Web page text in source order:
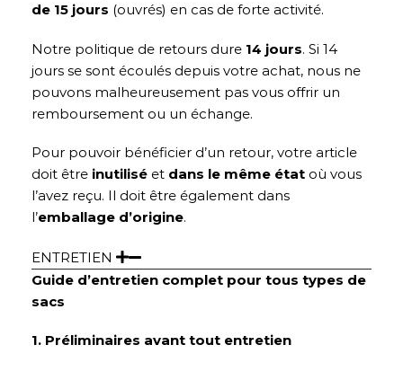
de 15 jours (ouvrés) en cas de forte activité.
Notre politique de retours dure 14 jours. Si 14
jours se sont écoulés depuis votre achat, nous ne
pouvons malheureusement pas vous offrir un
remboursement ou un échange.
Pour pouvoir bénéficier d’un retour, votre article
doit être inutilisé et dans le même état où vous
l’avez reçu. Il doit être également dans
l’emballage d’origine.
ENTRETIEN
Guide d’entretien complet pour tous types de
sacs
1. Préliminaires avant tout entretien